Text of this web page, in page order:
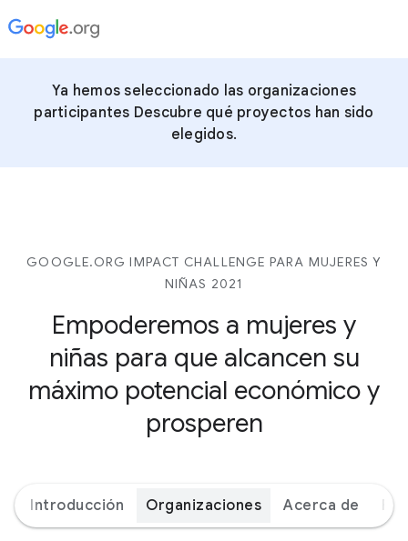
Ya hemos seleccionado las organizaciones
participantes Descubre qué proyectos han sido
elegidos.
GOOGLE.ORG IMPACT CHALLENGE PARA MUJERES Y
NIÑAS 2021
Empoderemos a mujeres y
niñas para que alcancen su
máximo potencial económico y
prosperen
Introducción Organizaciones Acerca de